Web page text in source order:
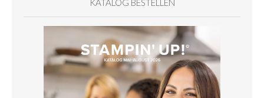
KATALOG BESTELLEN